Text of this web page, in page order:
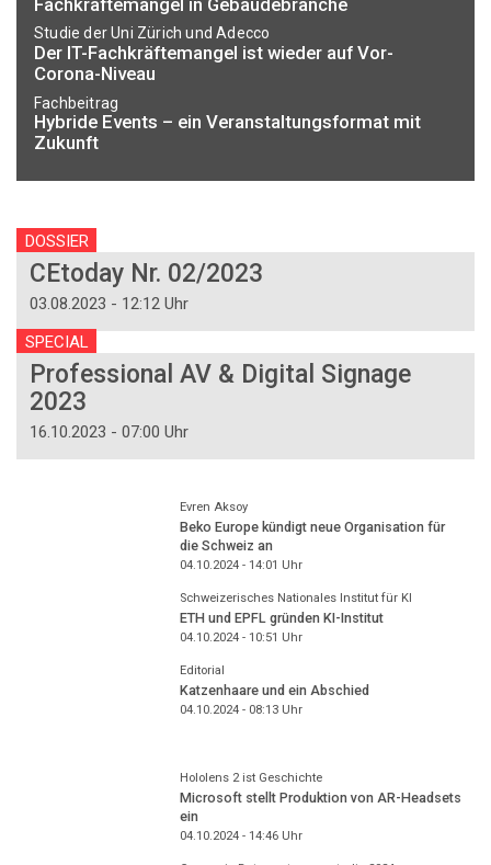
Studie der Uni Zürich und Adecco
Der IT-Fachkräftemangel ist wieder auf Vor-
Corona-Niveau
Fachbeitrag
Hybride Events – ein Veranstaltungsformat mit
Zukunft
DOSSIER
CEtoday Nr. 02/2023
03.08.2023 - 12:12 Uhr
SPECIAL
Professional AV & Digital Signage
2023
16.10.2023 - 07:00 Uhr
Evren Aksoy
Beko Europe kündigt neue Organisation für
die Schweiz an
04.10.2024 - 14:01 Uhr
Schweizerisches Nationales Institut für KI
ETH und EPFL gründen KI-Institut
04.10.2024 - 10:51 Uhr
Editorial
Katzenhaare und ein Abschied
04.10.2024 - 08:13Uhr
Hololens 2 ist Geschichte
Microsoft stellt Produktion von AR-Headsets
ein
04.10.2024 - 14:46Uhr